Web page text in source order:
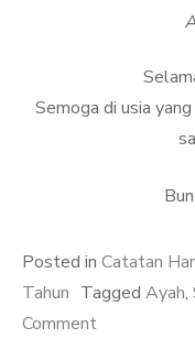
Semoga di usia
Posted in Catatan
Tahun Tagged Ayah,
Commenton